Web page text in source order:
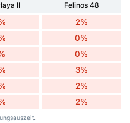
II
Felinos 48
2%
0%
0%
3%
2%
2%